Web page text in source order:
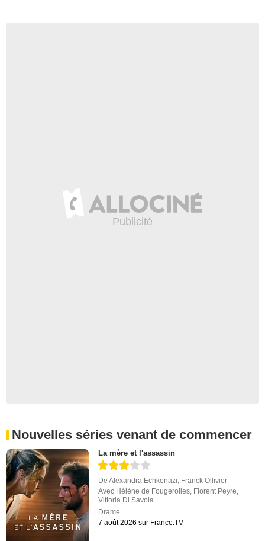
Nouvelles séries venant de commencer
La mère et l'assassin
DeAlexandra Echkenazi, Franck Ollivier
Avec Hélène de Fougerolles, Florent Peyre,
Vittoria Di Savoia
Drame
7 août 2026 sur France.TV